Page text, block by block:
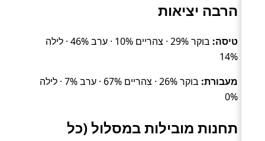
הרבה יציאות
טיסה:
בוקר 29% · צהריים 10% · ערב 46% · לילה
14%
מעבורת:
בוקר 26% · צהריים 67% · ערב 7% · לילה
0%
תחנות מובילות במסלול (כל